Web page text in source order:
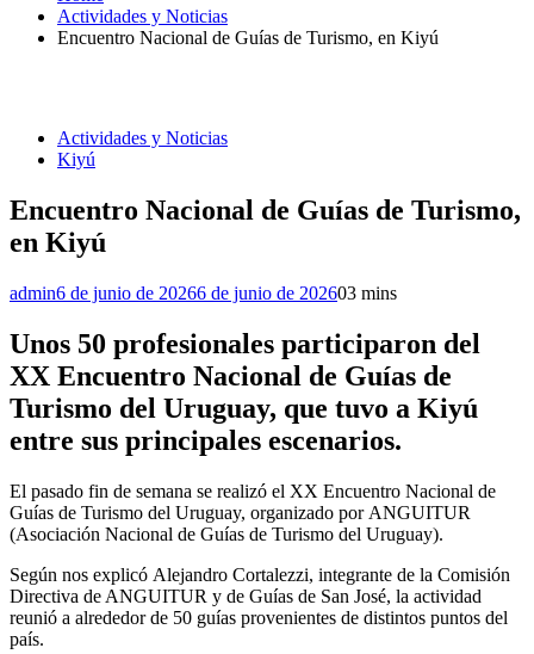
Actividades y Noticias
Encuentro Nacional de Guías de Turismo, en Kiyú
Actividades y Noticias
Kiyú
Encuentro Nacional de Guías de Turismo,
en Kiyú
admin6 de junio de 20266 de junio de 202603 mins
Unos 50 profesionales participaron del
XX Encuentro Nacional de Guías de
Turismo del Uruguay, que tuvo a Kiyú
entre sus principales escenarios.
El pasado fin de semana se realizó el XX Encuentro Nacional de
Guías de Turismo del Uruguay, organizado por ANGUITUR
(Asociación Nacional de Guías de Turismo del Uruguay).
Según nos explicó Alejandro Cortalezzi, integrante de la Comisión
Directiva de ANGUITUR y de Guías de San José, la actividad
reunió a alrededor de 50 guías provenientes de distintos puntos del
país.